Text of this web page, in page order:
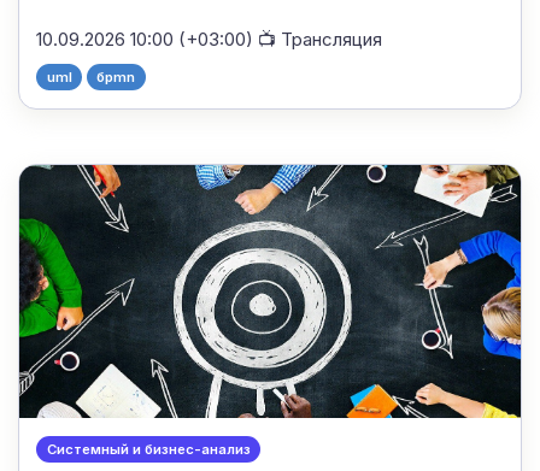
10.09.2026 10:00 (+03:00) 📺 Трансляция
uml бpmn
Системный и бизнес-анализ